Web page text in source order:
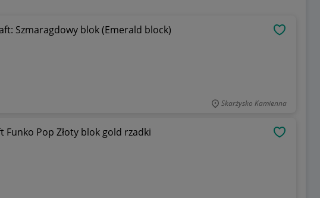
Szmaragdowy blok (Emerald block)
Skarżysko Kamienna
Funko Pop Złoty blok gold rzadki